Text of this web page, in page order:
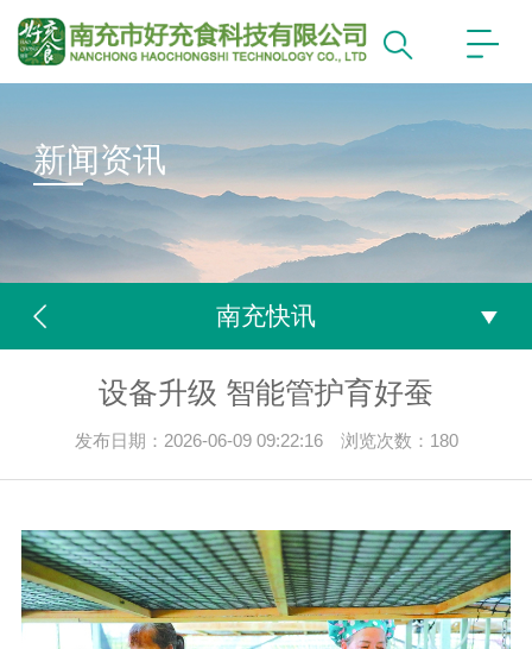
新闻资讯
南充快讯
设备升级 智能管护育好蚕
发布日期：2026-06-09 09:22:16 浏览次数： 180